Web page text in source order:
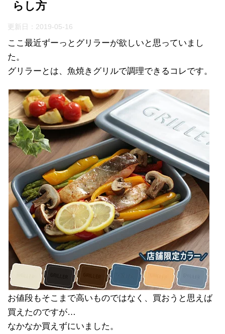
らし方
更新日： 2019-05-16
ここ最近ずーっとグリラーが欲しいと思っていまし
た。
グリラーとは、魚焼きグリルで調理できるコレです。
お値段もそこまで高いものではなく、買おうと思えば
買えたのですが…
なかなか買えずにいました。